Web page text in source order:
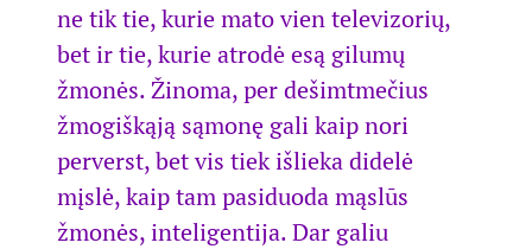
ne tik tie, kurie mato vien televizorių,
bet ir tie, kurie atrodė esą gilumų
žmonės. Žinoma, per dešimtmečius
žmogiškąją sąmonę gali kaip nori
perverst, bet vis tiek išlieka didelė
mįslė, kaip tam pasiduoda mąslūs
žmonės, inteligentija. Dar galiu